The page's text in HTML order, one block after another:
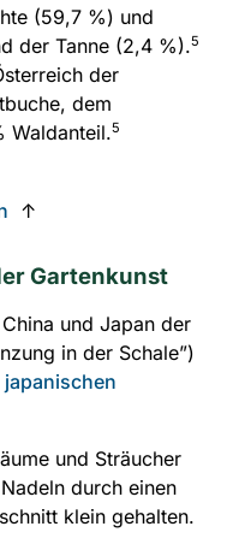
(59,7 %) und
der Tanne (2,4 %).5
der
dem
Waldanteil.5
↑
Gartenkunst
und Japan der
in der Schale”)
und Sträucher
durch einen
klein gehalten.